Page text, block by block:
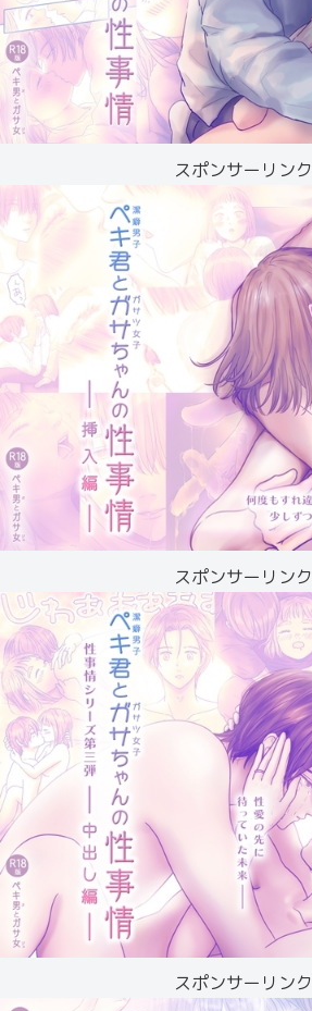
スポンサーリンク
スポンサーリンク
スポンサーリンク